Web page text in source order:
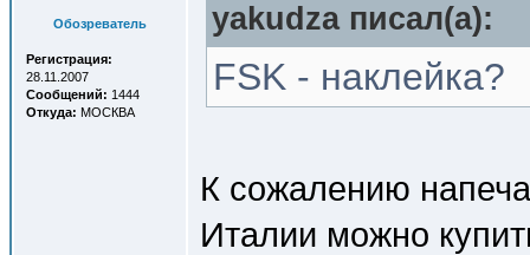
Обозреватель
Регистрация:
28.11.2007
Сообщений: 1444
Откуда: МОСКВА
yakudza писал(a):
FSK - наклейка?
К сожалению
Италии можно